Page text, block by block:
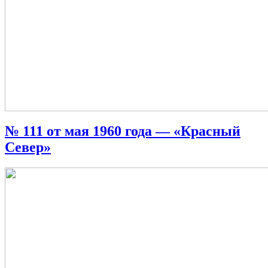
№ 111 от мая 1960 года — «Красный
Север»